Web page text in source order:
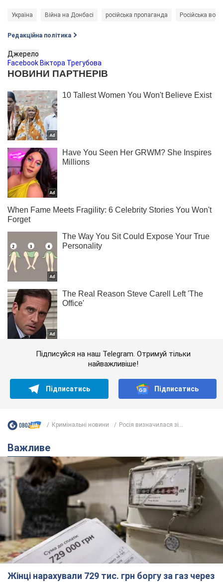
Україна Війна на Донбасі російська пропаганда Російська
Редакційна політика
Джерело
Facebook Віктора Трегубова
Підписуйся на наш Telegram. Отримуй тільки
найважливіше!
Підписатись Підписатись
Кримінальні новини Росія визначилася зі...
Важливе
Жінці нарахували 729 тис. грн боргу за газ через